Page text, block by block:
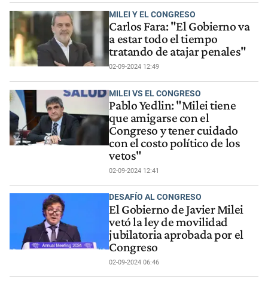
MILEI Y EL CONGRESO
Carlos Fara: "El Gobierno va
a estar todo el tiempo
tratando de atajar penales"
02-09-2024 12:49
MILEI VS EL CONGRESO
Pablo Yedlin: "Milei tiene
que amigarse con el
Congreso y tener cuidado
con el costo político de los
vetos"
02-09-2024 12:41
DESAFÍO AL CONGRESO
El Gobierno de Javier Milei
vetó la ley de movilidad
jubilatoria aprobada por el
Congreso
02-09-2024 06:46